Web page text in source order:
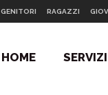
GENITORI RAGAZZI
HOME SERVIZI